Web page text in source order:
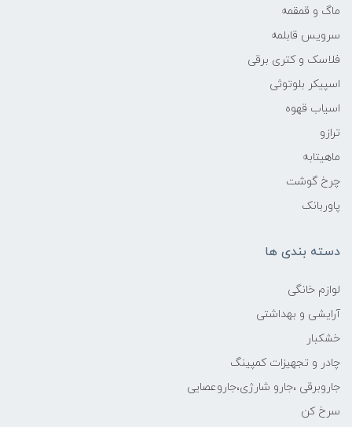
ماگ و قمقمه
سرویس قابلمه
فلاسک و کتری برقی
اسپیکر بلوتوثی
اسیاب قهوه
ترازو
ماهیتابه
چرخ گوشت
پاوربانک
دسته بندی ها
لوازم خانگی
آرایشی و بهداشتی
خشکبار
چادر و تجهیزات کمپینگ
جاروبرقی ،جارو شارژی،جاروعصایی
سرخ کن